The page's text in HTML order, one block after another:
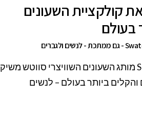
קולקציית השעונים
בעולם
SKIN IRONY COLLECTION מותג השעונים השוויצרי סווטש משיק
ביותר בעולם – לנשים